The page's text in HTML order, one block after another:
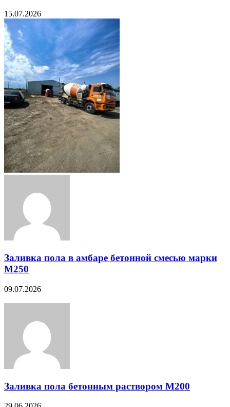
15.07.2026
Заливка пола в амбаре бетонной смесью марки
М250
09.07.2026
Заливка пола бетонным раствором М200